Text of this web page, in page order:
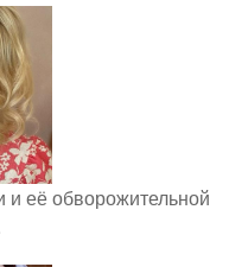
её обворожительной